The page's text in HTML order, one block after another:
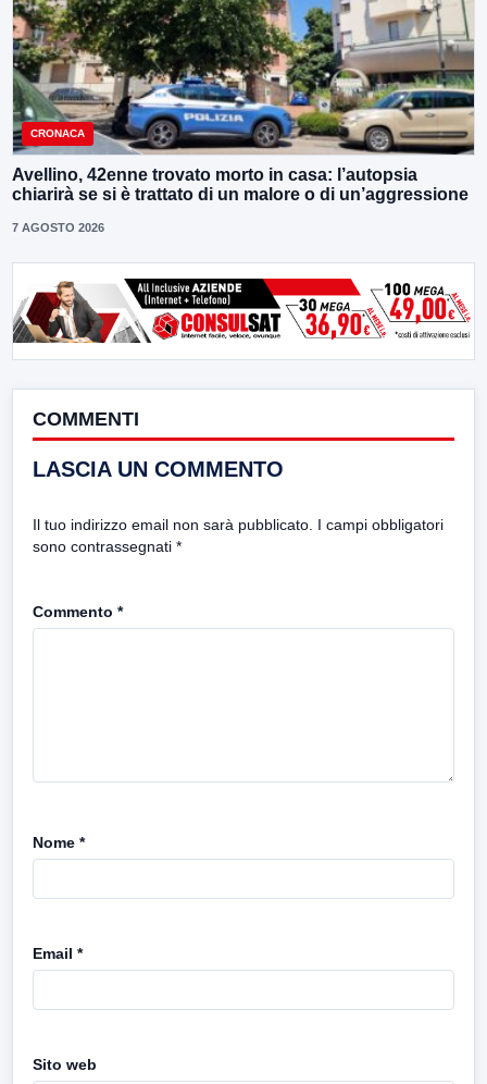
CRONACA
Avellino, 42enne trovato morto in casa: l’autopsia
chiarirà se si è trattato di un malore o di un’aggressione
7 AGOSTO 2026
COMMENTI
LASCIA UN COMMENTO
Il tuo indirizzo email non sarà pubblicato. I campi obbligatori
sono contrassegnati *
Commento *
Nome *
Email *
Sito web